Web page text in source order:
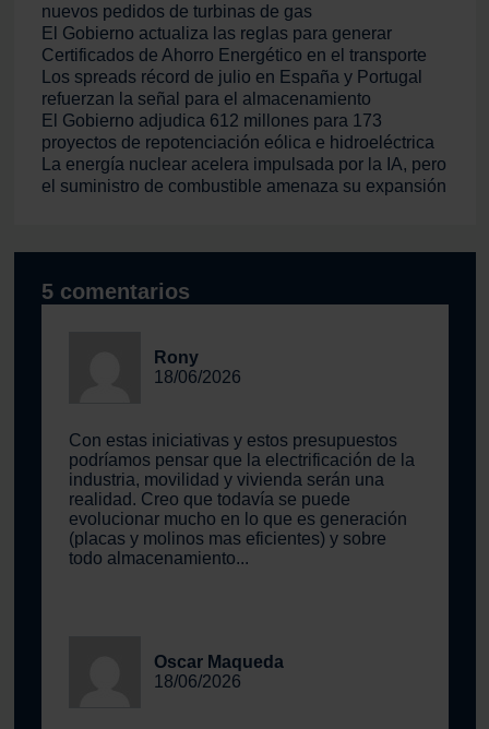
5 comentarios
Rony
18/06/2026
Con estas iniciativas y estos presupuestos
podríamos pensar que la electrificación de la
industria, movilidad y vivienda serán una
realidad. Creo que todavía se puede
evolucionar mucho en lo que es generación
(placas y molinos mas eficientes) y sobre
todo almacenamiento...
Oscar Maqueda
18/06/2026
nuevos pedidos de turbinas de gas
El Gobierno actualiza las reglas para generar
Certificados de Ahorro Energético en el transporte
Los spreads récord de julio en España y Portugal
refuerzan la señal para el almacenamiento
El Gobierno adjudica 612 millones para 173
proyectos de repotenciación eólica e hidroeléctrica
La energía nuclear acelera impulsada por la IA, pero
el suministro de combustible amenaza su expansión